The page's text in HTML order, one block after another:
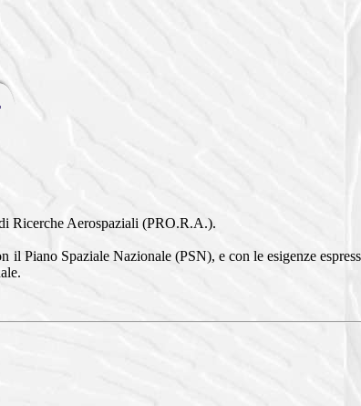
Ricerche Aerospaziali (PRO.R.A.).
Piano Spaziale Nazionale (PSN), e con le esigenze